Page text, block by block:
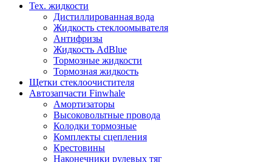
Тех. жидкости
Дистиллированная вода
Жидкость стеклоомывателя
Антифризы
Жидкость AdBlue
Тормозные жидкости
Тормозная жидкость
Щетки стеклоочистителя
Автозапчасти Finwhale
Амортизаторы
Высоковольтные провода
Колодки тормозные
Комплекты сцепления
Крестовины
Наконечники рулевых тяг